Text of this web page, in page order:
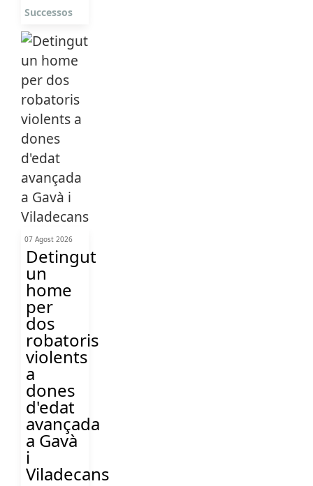
Successos
07 Agost 2026
Detingut
un
home
per
dos
robatoris
violents
a
dones
d'edat
avançada
a Gavà
i
Viladecans